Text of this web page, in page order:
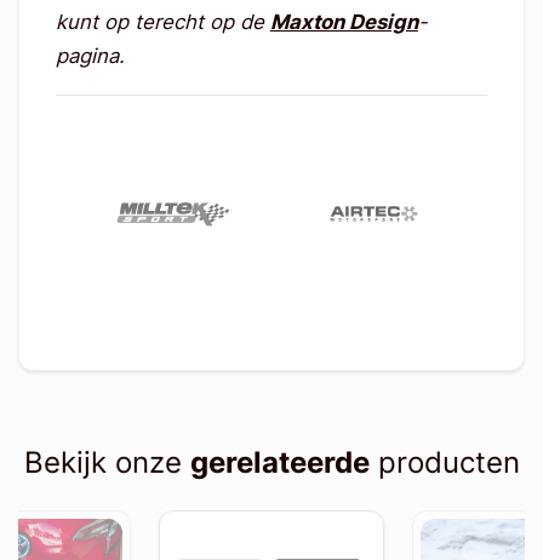
kunt op terecht op de Maxton Design-
pagina.
Bekijk onze gerelateerdeproducten